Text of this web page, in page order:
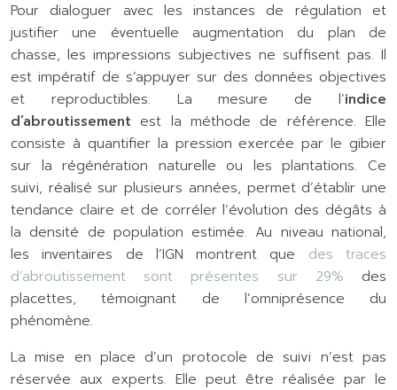
Pour dialoguer avec les instances de régulation et
justifier une éventuelle augmentation du plan de
chasse, les impressions subjectives ne suffisent pas. Il
est impératif de s’appuyer sur des données objectives
et reproductibles. La mesure de l’indice
d’abroutissement est la méthode de référence. Elle
consiste à quantifier la pression exercée par le gibier
sur la régénération naturelle ou les plantations. Ce
suivi, réalisé sur plusieurs années, permet d’établir une
tendance claire et de corréler l’évolution des dégâts à
la densité de population estimée. Au niveau national,
les inventaires de l’IGN montrent que des traces
d’abroutissement sont présentes sur 29% des
placettes, témoignant de l’omniprésence du
phénomène.
La mise en place d’un protocole de suivi n’est pas
réservée aux experts. Elle peut être réalisée par le